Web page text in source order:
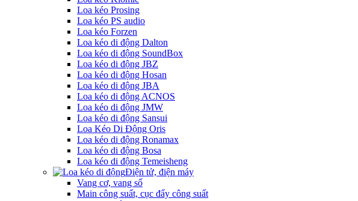
Loa kéo Prosing
Loa kéo PS audio
Loa kéo Forzen
Loa kéo di động Dalton
Loa kéo di động SoundBox
Loa kéo di động JBZ
Loa kéo di động Hosan
Loa kéo di động JBA
Loa kéo di động ACNOS
Loa kéo di động JMW
Loa kéo di động Sansui
Loa Kéo Di Động Oris
Loa kéo di động Ronamax
Loa kéo di động Bosa
Loa kéo di động Temeisheng
Điện tử, điện máy
Vang cơ, vang số
Main công suất, cục đẩy công suất